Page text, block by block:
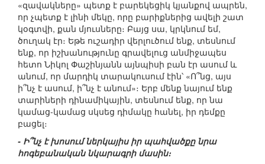
«զավակները» պետք է բարեկեցիկ կյանքով ապրեն,
որ չպետք է լինի մեկը, որը բարիքներից ավելի շատ
կօգտվի, քան մյուսները։ Բայց սա, կրկնում եմ,
ծուղակ էր։ Եթե ուշադիր վերլուծում ենք, տեսնում
ենք, որ իշխանությունը գրավելուց անմիջապես
հետո Նիկոլ Փաշինյանն այնպիսի բան էր ասում և
անում, որ մարդիկ տարակուսում էին՝ «Ո՞նց, այս
ի՞նչ է ասում, ի՞նչ է անում»։ Երբ մենք նայում ենք
տարիների դինամիկային, տեսնում ենք, որ նա
կամաց-կամաց սկսեց դիմակը հանել, իր դեմքը
բացել։
- Ի՞նչ է խոսում ներկայիս իր պահվածքը նրա
հոգեբանական նկարագրի մասին։